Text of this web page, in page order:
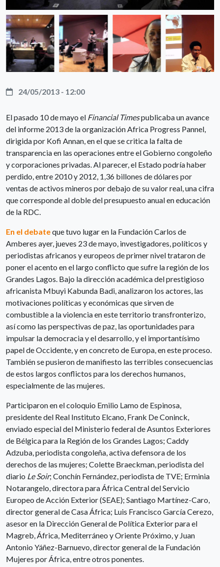
24/05/2013 - 12:00
El pasado 10 de mayo el Financial Timespublicaba un avance
del informe 2013 de la organización Africa Progress Pannel,
dirigida por Kofi Annan, en el que se critica la falta de
transparencia en las operaciones entre el Gobierno congoleño
y corporaciones privadas. Al parecer, el Estado podría haber
perdido, entre 2010 y 2012, 1,36 billones de dólares por
ventas de activos mineros por debajo de su valor real, una cifra
que corresponde al doble del presupuesto anual en educación
de la RDC.
En el debateque tuvo lugar en la Fundación Carlos de
Amberes ayer, jueves 23 de mayo, investigadores, políticos y
periodistas africanos y europeos de primer nivel trataron de
poner el acento en el largo conflicto que sufre la región de los
Grandes Lagos. Bajo la dirección académica del prestigioso
africanista Mbuyi Kabunda Badi, analizaron los actores, las
motivaciones políticas y económicas que sirven de
combustible a la violencia en este territorio transfronterizo,
así como las perspectivas de paz, las oportunidades para
impulsar la democracia y el desarrollo, y el importantísimo
papel de Occidente, y en concreto de Europa, en este proceso.
También se pusieron de manifiesto las terribles consecuencias
de estos largos conflictos para los derechos humanos,
especialmente de las mujeres.
Participaron en el coloquio Emilio Lamo de Espinosa,
presidente del Real Instituto Elcano, Frank De Coninck,
enviado especial del Ministerio federal de Asuntos Exteriores
de Bélgica para la Región de los Grandes Lagos; Caddy
Adzuba, periodista congoleña, activa defensora de los
derechos de las mujeres; Colette Braeckman, periodista del
diario Le Soir; Conchín Fernández, periodista de TVE; Erminia
Notarangelo, directora para África Central del Servicio
Europeo de Acción Exterior (SEAE); Santiago Martínez-Caro,
director general de Casa África; Luis Francisco García Cerezo,
asesor en la Dirección General de Política Exterior para el
Magreb, África, Mediterráneo y Oriente Próximo, y Juan
Antonio Yáñez-Barnuevo, director general de la Fundación
Mujeres por África, entre otros ponentes.